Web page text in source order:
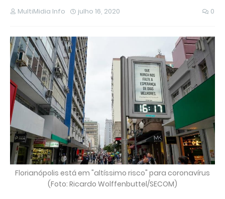
MultiMidia Info julho 16, 2020 0
Florianópolis está em "altíssimo risco" para coronavírus
(Foto: Ricardo Wolffenbuttel/SECOM)